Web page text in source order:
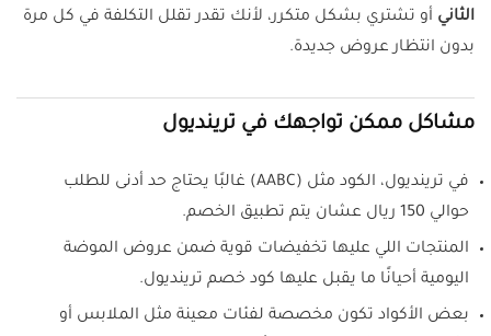
الثاني أو تشتري بشكل متكرر، لأنك تقدر تقلل التكلفة في كل مرة
بدون انتظار عروض جديدة.
مشاكل ممكن تواجهك في ترينديول
في ترينديول، الكود مثل (AABC) غالبًا يحتاج حد أدنى للطلب
حوالي 150 ريال عشان يتم تطبيق الخصم.
المنتجات اللي عليها تخفيضات قوية ضمن عروض الموضة
اليومية أحيانًا ما يقبل عليها كود خصم ترينديول.
بعض الأكواد تكون مخصصة لفئات معينة مثل الملابس أو